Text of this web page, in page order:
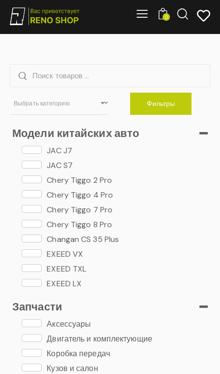
0
Выбрать категорию Фильтры
Модели китайских авто
JAC J7
JAC S7
Chery Tiggo 2 Pro
Chery Tiggo 4 Pro
Chery Tiggo 7 Pro
Chery Tiggo 8 Pro
Changan CS 35 Plus
EXEED VX
EXEED TXL
EXEED LX
Запчасти
Аксессуары
Двигатель и комплектующие
Коробка передач
Кузов и салон